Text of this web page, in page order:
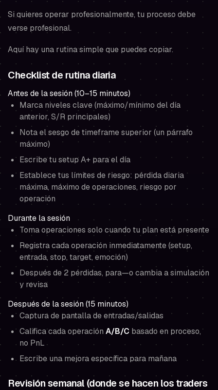
Si quieres operar profesionalmente, tu proceso debe
verse profesional.
Aquí hay una rutina simple que puedes copiar.
Checklist de rutina diaria
Antes de la sesión (10–15 minutos)
Marca niveles clave (máximo/mínimo del día
anterior, S/R principales)
Nota el sesgo de timeframe superior (un párrafo
máximo)
Escribe tu setup A+ para el día
Establece tus límites de riesgo: pérdida diaria
máxima, máximo de operaciones, riesgo por
operación
Durante la sesión
Toma operaciones solo cuando tu plan está presente
Registra cada operación inmediatamente (setup,
entrada, stop, target, emoción)
Después de 2 pérdidas, para—o cambia a simulación
y revisa
Después de la sesión (15 minutos)
Captura de pantalla de entradas/salidas
Califica cada operación A/B/C basado en proceso,
no PnL
Escribe una mejora específica para mañana
Revisión semanal (donde se hacen los traders